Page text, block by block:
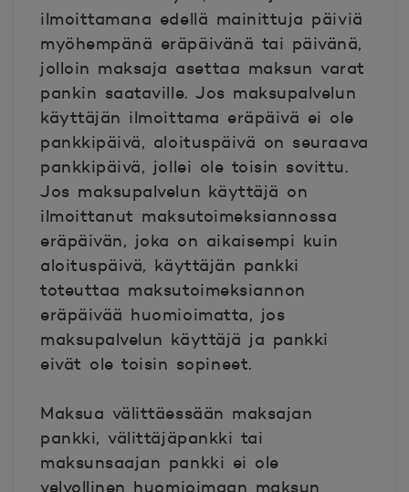
ilmoittamana edellä mainittuja päiviä
myöhempänä eräpäivänä tai päivänä,
jolloin maksaja asettaa maksun varat
pankin saataville. Jos maksupalvelun
käyttäjän ilmoittama eräpäivä ei ole
pankkipäivä, aloituspäivä on seuraava
pankkipäivä, jollei ole toisin sovittu.
Jos maksupalvelun käyttäjä on
ilmoittanut maksutoimeksiannossa
eräpäivän, joka on aikaisempi kuin
aloituspäivä, käyttäjän pankki
toteuttaa maksutoimeksiannon
eräpäivää huomioimatta, jos
maksupalvelun käyttäjä ja pankki
eivät ole toisin sopineet.
Maksua välittäessään maksajan
pankki, välittäjäpankki tai
maksunsaajan pankki ei ole
velvollinen huomioimaan maksun